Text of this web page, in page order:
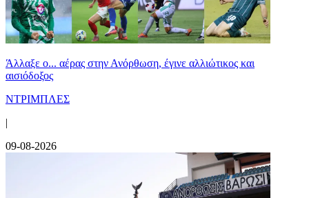
Άλλαξε ο... αέρας στην Ανόρθωση, έγινε αλλιώτικος και
αισιόδοξος
ΝΤΡΙΜΠΛΕΣ
|
09-08-2026